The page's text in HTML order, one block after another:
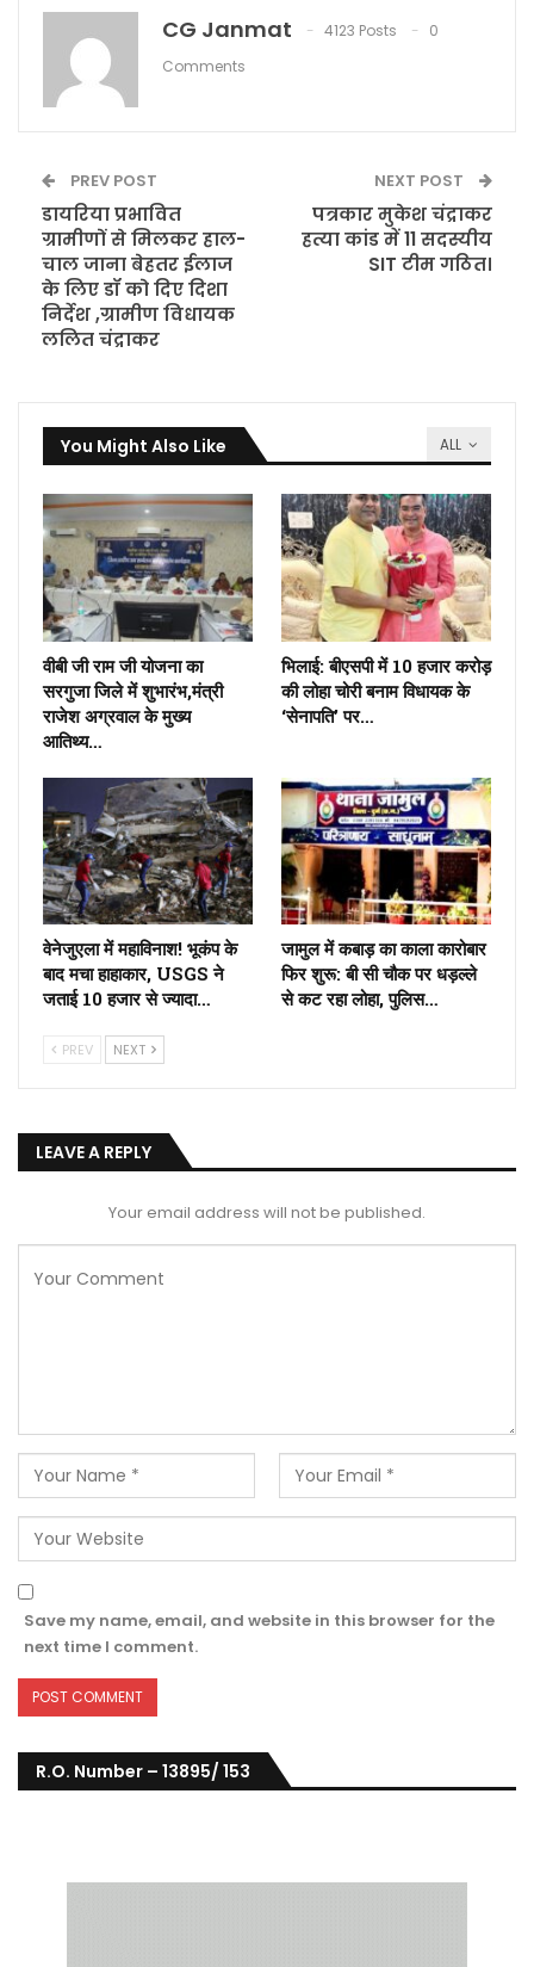
CG Janmat 4123 Posts
0
Comments
PREV POST
डायरिया प्रभावित
ग्रामीणों से मिलकर हाल-
चाल जाना बेहतर ईलाज
के लिए डॉ को दिए दिशा
निर्देश ,ग्रामीण विधायक
ललित चंद्राकर
NEXT POST
पत्रकार मुकेश चंद्राकर
हत्या कांड में 11 सदस्यीय
SIT टीम गठित।
ALL
You Might Also Like
वीबी जी राम जी योजना का
सरगुजा जिले में शुभारंभ,मंत्री
राजेश अग्रवाल के मुख्य
आतिथ्य…
भिलाई: बीएसपी में 10 हजार करोड़
की लोहा चोरी बनाम विधायक के
‘सेनापति’ पर…
वेनेजुएला में महाविनाश! भूकंप के
बाद मचा हाहाकार, USGS ने
जताई 10 हजार से ज्यादा…
जामुल में कबाड़ का काला कारोबार
फिर शुरू: बी सी चौक पर धड़ल्ले
से कट रहा लोहा, पुलिस…
PREV NEXT
LEAVE A REPLY
Your email address will not be published.
Save my name, email, and website in this browser for the
next time I comment.
R.O. Number – 13895/ 153